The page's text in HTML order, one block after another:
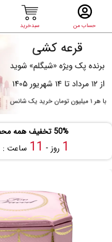
حساب من سبدخرید
50% تخفیف همه محصولات ویژه تابستان
1 روز - 11 ساعت :